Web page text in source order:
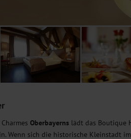
Oberbayerns lädt das Boutique
Wenn sich die historische Kleinstadt
Diese Cookies werden genutzt,